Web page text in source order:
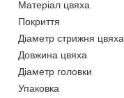
Матеріал цвяха
Покриття
Діаметр стрижня цвяха
Довжина цвяха
Діаметр головки
Упаковка